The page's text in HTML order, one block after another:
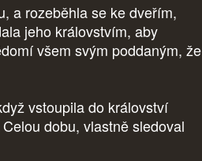
a rozeběhla se ke dveřím,
jeho královstvím, aby
všem svým poddaným, že
vstoupila do království
dobu, vlastně sledoval